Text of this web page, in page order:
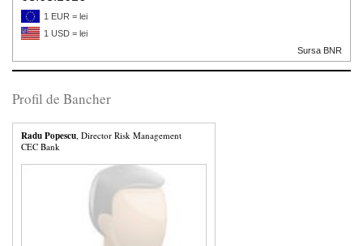
1 EUR = lei
1 USD = lei
Sursa BNR
Profil de Bancher
Radu Popescu, Director Risk Management
CEC Bank